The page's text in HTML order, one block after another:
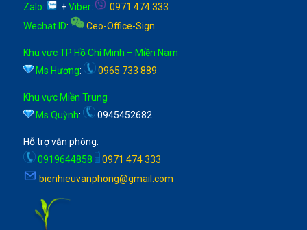
Zalo: +Viber:
0971 474 333
Wechat ID: Ceo-Office-Sign
Khu vực TP Hồ Chí Minh – Miền Nam
Ms Hương: 0965 733 889
Khu vực Miền Trung
Ms Quỳnh: 0945452682
Hỗ trợ văn phòng:
0919644858
0971 474 333
bienhieuvanphong@gmail.com